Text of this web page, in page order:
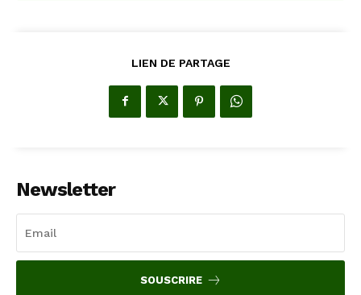
LIEN DE PARTAGE
Newsletter
SOUSCRIRE